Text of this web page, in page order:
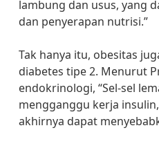
lambung dan usus, yang
dan penyerapan nutrisi.”
Tak hanya itu, obesitas
diabetes tipe 2. Menurut
endokrinologi, “Sel-sel
mengganggu kerja
akhirnya dapat